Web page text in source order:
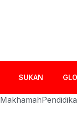
SUKAN
Makhamah